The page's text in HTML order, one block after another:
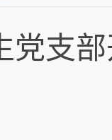
党支